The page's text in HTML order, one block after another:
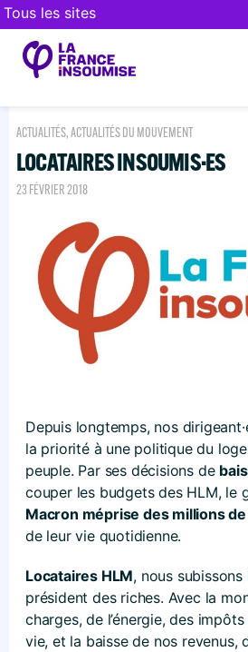
Tous les sites
ACTUALITÉS,ACTUALITÉS DU MOUVEMENT
LOCATAIRES INSOUMIS·ES
23 FÉVRIER 2018
Depuis longtemps, nos
la priorité à une politique du
peuple. Par ses décisions de
couper les budgets des HLM, le
Macron méprise des millions
de leur vie quotidienne.
Locataires HLM, nous
président des riches. Avec la
charges, de l’énergie, des
vie, et la baisse de nos revenus,